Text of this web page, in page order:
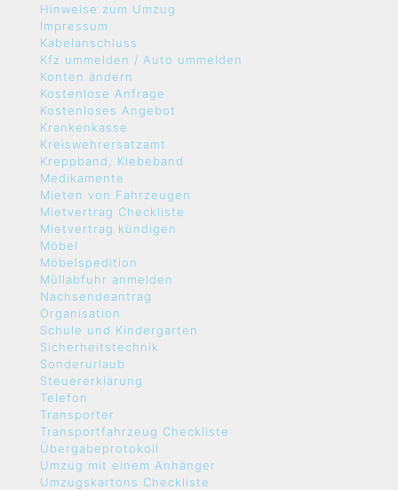
Hinweise zum Umzug
Impressum
Kabelanschluss
Kfz ummelden / Auto ummelden
Konten ändern
Kostenlose Anfrage
Kostenloses Angebot
Krankenkasse
Kreiswehrersatzamt
Kreppband, Klebeband
Medikamente
Mieten von Fahrzeugen
Mietvertrag Checkliste
Mietvertrag kündigen
Möbel
Möbelspedition
Müllabfuhr anmelden
Nachsendeantrag
Organisation
Schule und Kindergarten
Sicherheitstechnik
Sonderurlaub
Steuererklärung
Telefon
Transporter
Transportfahrzeug Checkliste
Übergabeprotokoll
Umzug mit einem Anhänger
Umzugskartons Checkliste